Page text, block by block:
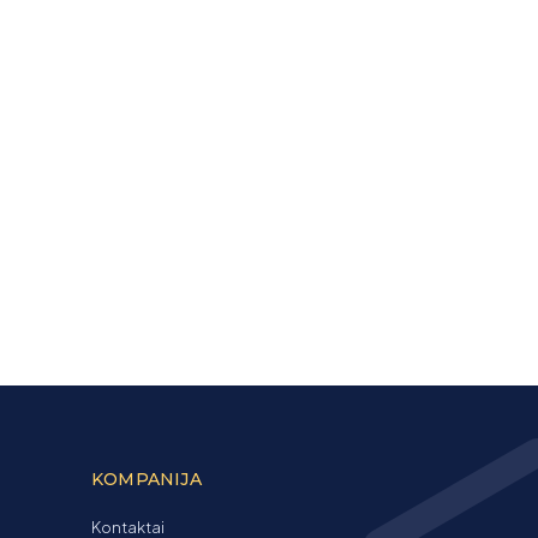
KOMPANIJA
Kontaktai